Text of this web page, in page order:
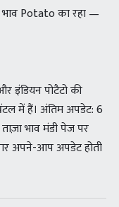
Potato का रहा —
इंडियन पोटैटो की
में हैं। अंतिम अपडेट: 6
भाव मंडी पेज पर
अपने-आप अपडेट होती